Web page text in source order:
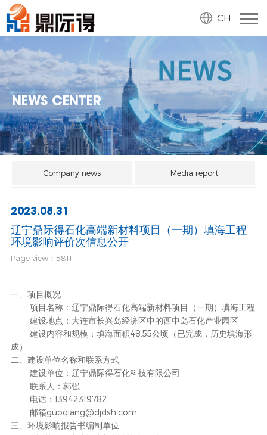
CH
NEWS CENTER
Company news Media report
2023.08.31
辽宁鼎际得石化高端新材料项目（一期）填海工程
环境影响评价次信息公开
Page view：5811
一、项目概况
项目名称：辽宁鼎际得石化高端新材料项目（一期）填海工程
建设地点：大连市长兴岛经济区中的西中岛石化产业园区
建设内容和规模：填海面积48.55公顷（已完成，历史填海形
成）
二、建设单位名称和联系方式
建设单位：辽宁鼎际得石化科技有限公司
联系人：郭强
电话： 13942319782
邮箱guoqiang@djdsh.com
三、环境影响报告书编制单位